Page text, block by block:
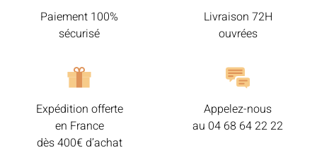
Paiement 100%
sécurisé
Livraison 72H
ouvrées
Expédition offerte
en France
dès 400€ d’achat
Appelez-nous
au 04 68 64 22 22